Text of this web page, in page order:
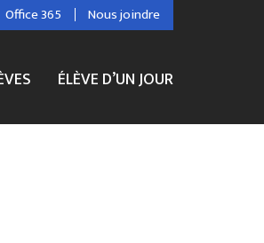
Office 365 Nous joindre
ÉLÈVE D’UN JOUR